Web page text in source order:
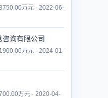
万元 · 2022-06-
询有限公司
万元 · 2024-01-
万元 · 2020-04-